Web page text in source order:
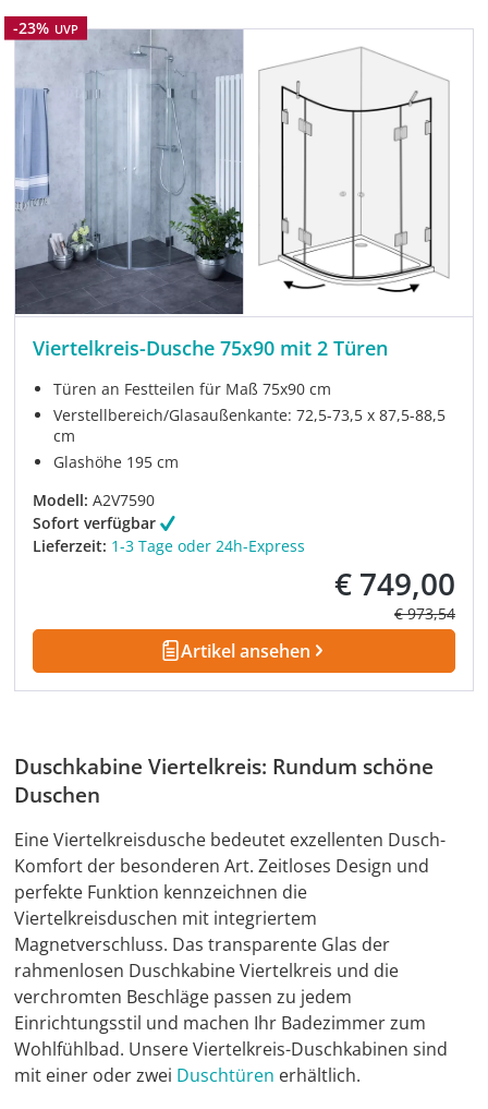
Rabatt
-23% UVP
Viertelkreis-Dusche 75x90 mit 2 Türen
Türen an Festteilen für Maß 75x90 cm
Verstellbereich/Glasaußenkante: 72,5-73,5 x 87,5-88,5
cm
Glashöhe 195 cm
Modell: A2V7590
Sofort verfügbar
Lieferzeit: 1-3 Tage oder 24h-Express
Verkaufspreis:
€ 749,00
Regulärer
€ 973,54
Artikel ansehen
Duschkabine Viertelkreis: Rundum schöne
Duschen
Eine Viertelkreisdusche bedeutet exzellenten Dusch-
Komfort der besonderen Art. Zeitloses Design und
perfekte Funktion kennzeichnen die
Viertelkreisduschen mit integriertem
Magnetverschluss. Das transparente Glas der
rahmenlosen Duschkabine Viertelkreis und die
verchromten Beschläge passen zu jedem
Einrichtungsstil und machen Ihr Badezimmer zum
Wohlfühlbad. Unsere Viertelkreis-Duschkabinen sind
mit einer oder zwei Duschtüren erhältlich.